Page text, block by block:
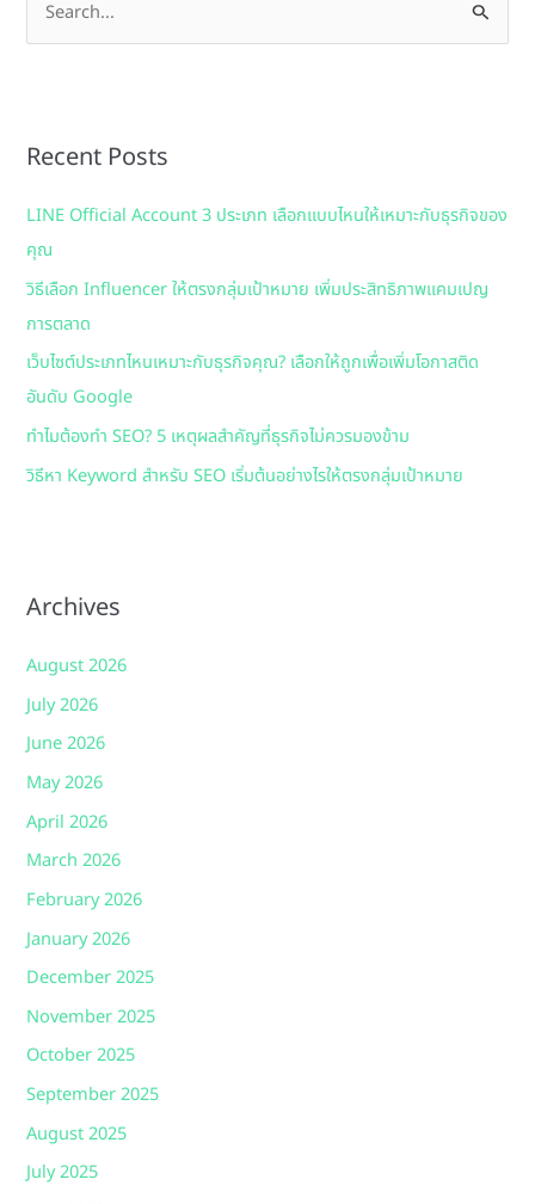
e
c
f
o
r
:
Recent Posts
LINE Official Account 3 ประเภท เลือกแบบไหนให้เหมาะกับธุรกิจของ
คุณ
วิธีเลือก Influencer ให้ตรงกลุ่มเป้าหมาย เพิ่มประสิทธิภาพแคมเปญ
การตลาด
เว็บไซต์ประเภทไหนเหมาะกับธุรกิจคุณ? เลือกให้ถูกเพื่อเพิ่มโอกาสติด
อันดับ Google
ทำไมต้องทำ SEO? 5 เหตุผลสำคัญที่ธุรกิจไม่ควรมองข้าม
วิธีหา Keyword สำหรับ SEO เริ่มต้นอย่างไรให้ตรงกลุ่มเป้าหมาย
Archives
August 2026
July 2026
June 2026
May 2026
April 2026
March 2026
February 2026
January 2026
December 2025
November 2025
October 2025
September 2025
August 2025
July 2025